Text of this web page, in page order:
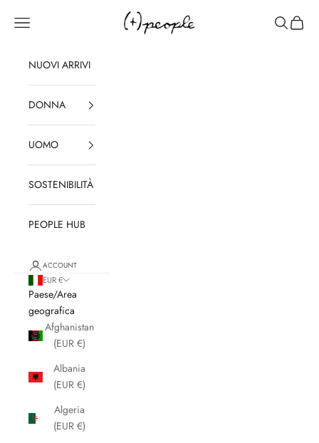
(+)PEOPLE
Apri il menu di navigazione Mostra il
NUOVI ARRIVI
DONNA
UOMO
SOSTENIBILITÀ
PEOPLE HUB
ACCOUNT
EUR €
Paese/Area
geografica
Afghanistan
(EUR €)
Albania
(EUR €)
Algeria
(EUR €)